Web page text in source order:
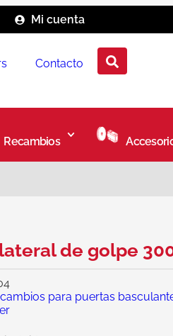
Mi cuenta
Contacto
Recambios
de golpe
para puertas